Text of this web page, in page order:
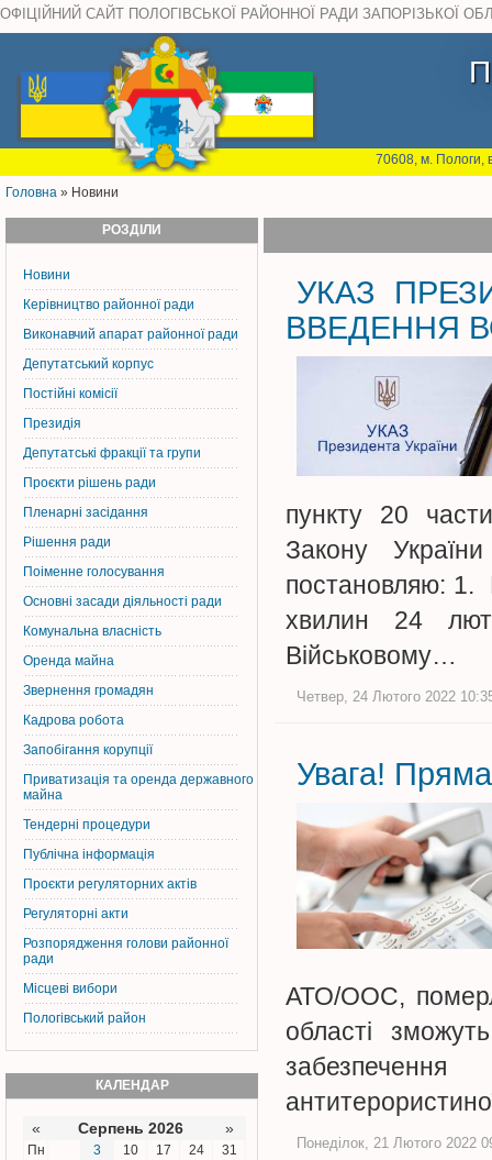
ОФІЦІЙНИЙ САЙТ ПОЛОГІВСЬКОЇ РАЙОННОЇ РАДИ ЗАПОРІЗЬКОЇ
70608, м. Пологи,
Головна » Новини
РОЗДІЛИ
Новини
Керiвництво районної ради
Виконавчий апарат районної ради
Депутатський корпус
Постiйнi комiсiї
Президія
Депутатські фракції та групи
Проєкти рішень ради
Пленарні засідання
Рішення ради
Поіменне голосування
Основні засади діяльності ради
Комунальна власність
Оренда майна
Звернення громадян
Кадрова робота
Запобігання корупції
Приватизація та оренда державного
майна
Тендерні процедури
Публічна інформація
Проєкти регуляторних актів
Регуляторні акти
Розпорядження голови районної
ради
Місцеві вибори
Пологівський район
КАЛЕНДАР
« Серпень 2026 »
Пн 3 10 17 24
31
УКАЗ
ВВЕДЕННЯ
пункту 20
Закону
постановляю: 1.
хвилин 24
Військовому…
Четвер, 24 Лютого 2022
Увага! Пряма
АТО/ООС,
області
забезпечення
Понеділок, 21 Лютого 2022